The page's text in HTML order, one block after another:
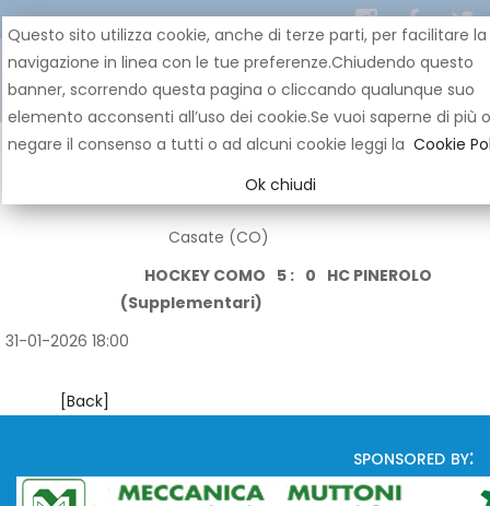
Casate (CO)
HOCKEY COMO
(Supplementari)
5 : 0 HC PINEROLO
31-01-2026 18:00
[Back]
sponsored by:
Questo sito utilizza cookie, anche di terze parti, per facilitare
navigazione in linea con le tue preferenze.Chiudendo questo
banner, scorrendo questa pagina o cliccando qualunque suo
elemento acconsenti all’uso dei cookie.Se vuoi saperne di più o
negare il consenso a tutti o ad alcuni cookie leggi la Cookie
Ok chiudi